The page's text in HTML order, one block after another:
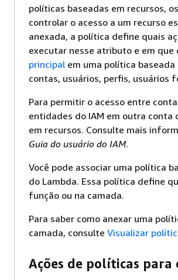
políticas baseadas em recursos,
controlar o acesso a um recurso
anexada, a política define quais
executar nesse atributo e em que
principal em uma política
contas, usuários, perfis, usuários
Para permitir o acesso entre
entidades do IAM em outra conta
em recursos. Consulte mais
Guia do usuário do IAM.
Você pode associar uma política
do Lambda. Essa política define
função ou na camada.
Para saber como anexar uma
camada, consulte Visualizar
Ações de políticas para